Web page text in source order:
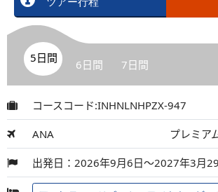
5日間 6日間 7日間
コースコード:INHNLNHPZX-947
ANA プレミア
出発日：2026年9月6日～2027年3月